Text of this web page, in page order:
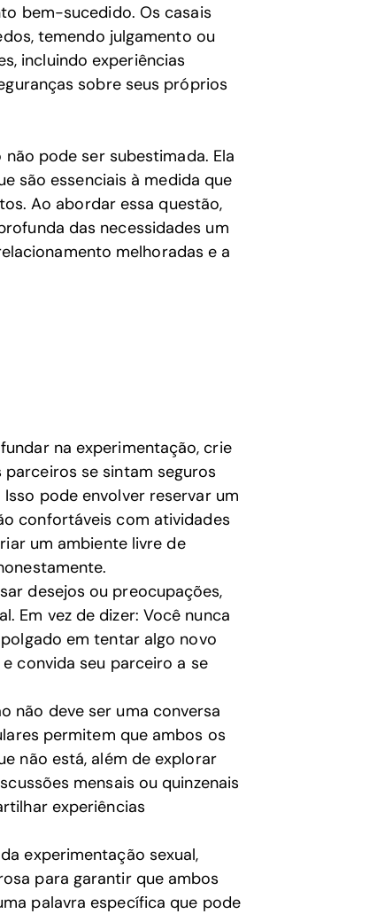
bem-sucedido. Os casais
temendo julgamento ou
incluindo experiências
sobre seus próprios
pode ser subestimada. Ela
são essenciais à medida que
Ao abordar essa questão,
das necessidades um
melhoradas e a
na experimentação, crie
se sintam seguros
pode envolver reservar um
confortáveis com atividades
um ambiente livre de
desejos ou preocupações,
Em vez de dizer: Você nunca
em tentar algo novo
convida seu parceiro a se
não deve ser uma conversa
permitem que ambos os
não está, além de explorar
mensais ou quinzenais
experiências
experimentação sexual,
para garantir que ambos
palavra específica que pode